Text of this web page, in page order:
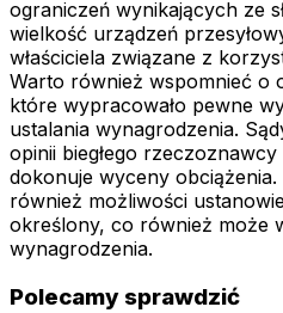
ograniczeń wynikających ze
wielkość urządzeń
właściciela związane z
Warto również wspomnieć o
które wypracowało pewne
ustalania wynagrodzenia.
opinii biegłego
dokonuje wyceny
również możliwości
określony, co również może
wynagrodzenia.
Polecamy sprawdzić